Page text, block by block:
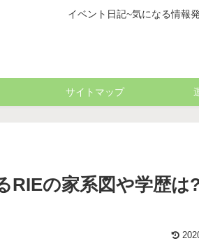
イベント日記~気になる情報
サイトマップ
RIEの家系図や学歴は